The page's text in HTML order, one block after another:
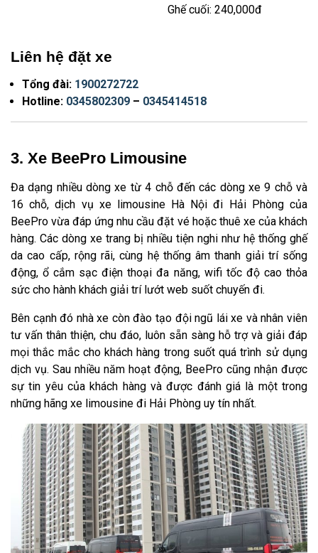
Ghế cuối: 240,000đ
Liên hệ đặt xe
Tổng đài: 1900272722
Hotline: 0345802309 – 0345414518
3. Xe BeePro Limousine
Đa dạng nhiều dòng xe từ 4 chỗ đến các dòng xe 9 chỗ và
16 chỗ, dịch vụ xe limousine Hà Nội đi Hải Phòng của
BeePro vừa đáp ứng nhu cầu đặt vé hoặc thuê xe của khách
hàng. Các dòng xe trang bị nhiều tiện nghi như hệ thống ghế
da cao cấp, rộng rãi, cùng hệ thống âm thanh giải trí sống
động, ổ cắm sạc điện thoại đa năng, wifi tốc độ cao thỏa
sức cho hành khách giải trí lướt web suốt chuyến đi.
Bên cạnh đó nhà xe còn đào tạo đội ngũ lái xe và nhân viên
tư vấn thân thiện, chu đáo, luôn sẵn sàng hỗ trợ và giải đáp
mọi thắc mắc cho khách hàng trong suốt quá trình sử dụng
dịch vụ. Sau nhiều năm hoạt động, BeePro cũng nhận được
sự tin yêu của khách hàng và được đánh giá là một trong
những hãng xe limousine đi Hải Phòng uy tín nhất.